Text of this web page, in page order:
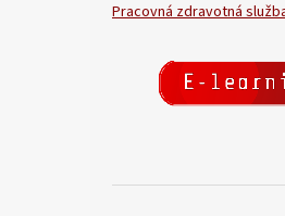
Pracovná zdravotná